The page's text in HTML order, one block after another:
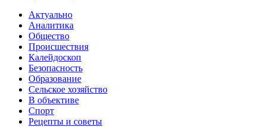
Актуально
Аналитика
Общество
Происшествия
Калейдоскоп
Безопасность
Образование
Сельское хозяйство
В объективе
Спорт
Рецепты и советы